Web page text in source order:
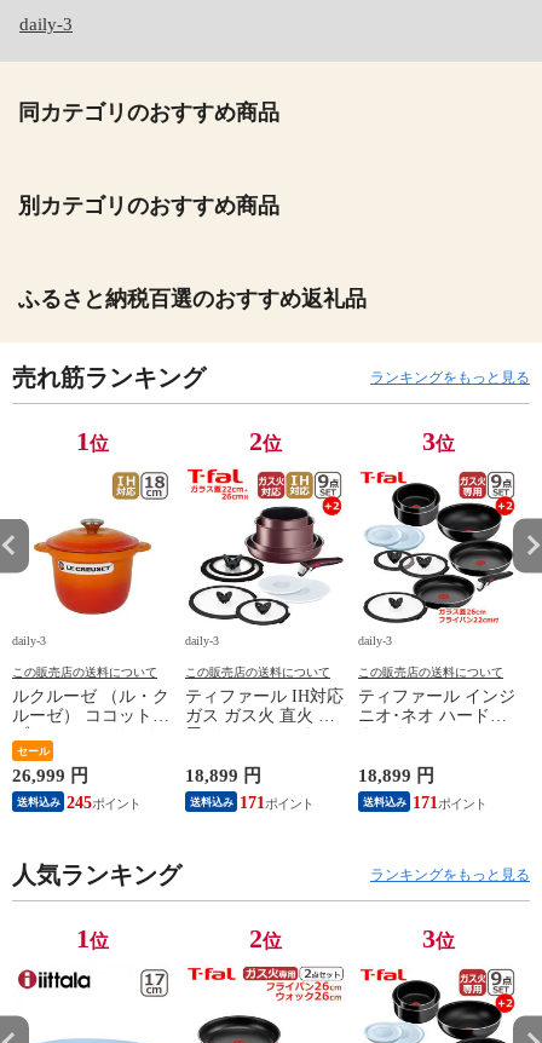
daily-3
同カテゴリのおすすめ商品
別カテゴリのおすすめ商品
ふるさと納税百選のおすすめ返礼品
売れ筋ランキング ランキングをもっと見る
1位
daily-3
この販売店の送料について
ルクルーゼ （ル・ク
ルーゼ） ココットエ
ーリッド付き オレン
ジ ホーロー鍋 IH対
応 直火（ガス火）対
応 Le Creuset【北海
セール
26,999 円
送料込み 245
2位
daily-3
この販売店の送料について
ティファール IH対応
ガス ガス火 直火 兼
アンリミテッド セッ
ト9 L38591 + バタフ
ライガラスぶた
18,899 円
送料込み 171
3位
daily-3
この販売店の送料について
ティファール インジ
ニオ･ネオ ハードチ
点 L43891 + フライ
パン22cm + バタフラ
イガラスぶた 26cm付
用 直火 T-fal 【北海
2009c2222
18,899 円
送料込み 171
人気ランキング ランキングをもっと見る
1位 2位 3位